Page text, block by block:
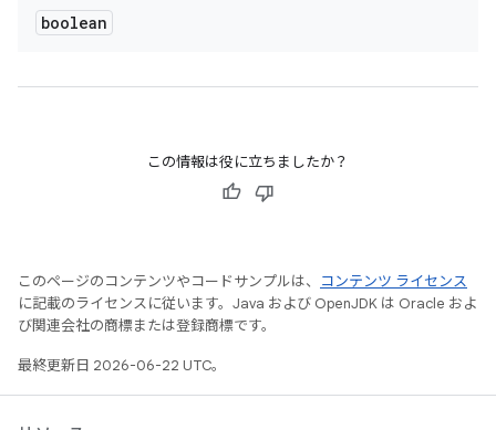
boolean
この情報は役に立ちましたか？
このページのコンテンツやコードサンプルは、
コンテンツ ライセンス
に記載のライセンスに従います。Java および OpenJDK は Oracle およ
び関連会社の商標または登録商標です。
最終更新日 2026-06-22 UTC。